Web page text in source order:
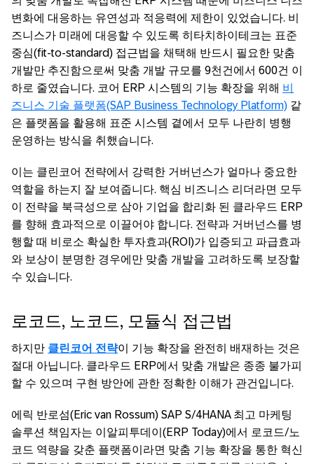
변화에 대응하는 유연성과 적응력에 제한이 있었습니다. 비
즈니스가 미래에 대응할 수 있도록 히타치하이테크는 표준
중심(fit-to-standard) 접근법을 채택해 반드시 필요한 맞춤
개발만 추진함으로써 맞춤 개발 규모를 9천건에서 600건 이
하로 줄였습니다. 코어 ERP 시스템의 기능 확장을 위해 비
즈니스 기술 플랫폼(SAP Business Technology Platform) 같
은 플랫폼을 활용해 표준 시스템 곁에서 모두 나란히 병행
운영하는 방식을 취했습니다.
이는 클린코어 전략에서 강력한 거버넌스가 얼마나 중요한
역할을 하는지 잘 보여줍니다. 핵심 비즈니스 리더라면 모두
이 전략을 북극성으로 삼아 기업을 합리화 된 클라우드 ERP
를 향해 효과적으로 이끌어야 합니다. 전략과 거버넌스를 병
행할 때 비로소 확실한 투자효과(ROI)가 입증되고 파급효과
와 보상이 분명한 경우에만 맞춤 개발을 고려하도록 보장할
수 있습니다.
로코드, 노코드, 모듈식 접근법
하지만 클린코어 전략이 기능 확장을 완전히 배재하는 것은
절대 아닙니다. 클라우드 ERP에서 맞춤 개발은 종종 불가피
할 수 있으며 구현 방안에 관한 정확한 이해가 관건입니다.
에릭 반로섬(Eric van Rossum) SAP S/4HANA 최고 마케팅
솔루션 책임자는 이알피투데이(ERP Today)에서 로코드/노
코드 역량을 갖춘 플랫폼이라면 맞춤 기능 확장을 통한 혁신